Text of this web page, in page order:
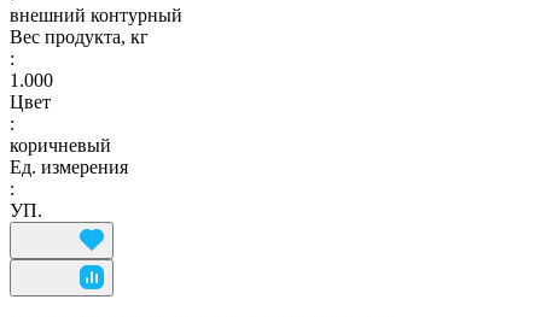
внешний контурный
Вес продукта, кг
:
1.000
Цвет
:
коричневый
Ед. измерения
:
УП.